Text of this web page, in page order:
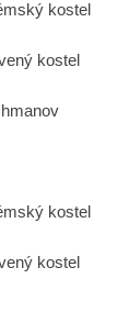
kostel
Jiří
kostel